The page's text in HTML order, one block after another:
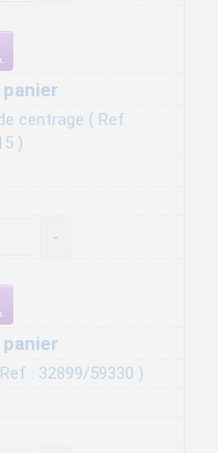
centrage ( Ref :
)
-
: 32899/59330 )